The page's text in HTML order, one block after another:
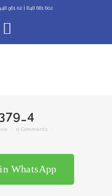
961 02 | 848 681 602
0 Comments
WhatsApp